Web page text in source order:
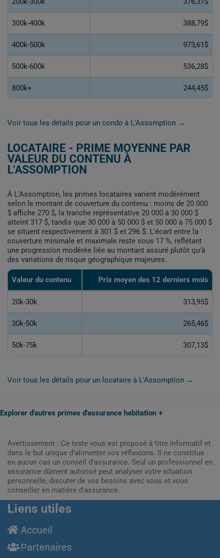
300k-400k 388,79$
400k-500k 973,61$
500k-600k 536,28$
800k+ 244,45$
Voir tous les détails pour un condo à L'Assomption →
LOCATAIRE - PRIME MOYENNE PAR
VALEUR DU CONTENU À
L'ASSOMPTION
À L'Assomption, les primes locataires varient modérément
selon le montant de couverture du contenu : moins de 20 000
$ affiche 270 $, la tranche représentative 20 000 à 30 000 $
atteint 317 $, tandis que 30 000 à 50 000 $ et 50 000 à 75 000 $
se situent respectivement à 301 $ et 296 $. L'écart entre la
couverture minimale et maximale reste sous 17 %, reflétant
une progression modérée liée au montant assuré plutôt qu'à
des variations de risque géographique majeures.
Valeur du contenu Prix moyen des 12 derniers mois
20k-30k 313,95$
30k-50k 265,46$
50k-75k 307,13$
Voir tous les détails pour un locataire à L'Assomption →
Explorer d'autres primes d'assurance habitation
Avertissement : Ce texte vous est proposé à titre informatif et
dans le but unique d’alimenter vos réflexions. Il ne constitue
en aucun cas un conseil d'assurance. Seul un professionnel en
assurance dûment autorisé peut analyser votre situation
personnelle, discuter de vos besoins avec vous et vous
conseiller en matière d’assurance.
Liens utiles
Accueil
Partenaires